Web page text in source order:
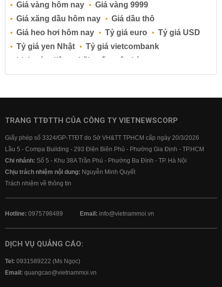
Giá vàng hôm nay
Giá vàng 9999
Giá xăng dầu hôm nay
Giá dầu thô
Giá heo hơi hôm nay
Tỷ giá euro
Tỷ giá USD
Tỷ giá yen Nhật
Tỷ giá vietcombank
Lịch cúp điện
Lãi suất ngân hàng
Lãi suất tiết kiệm
Lãi suất tiền gửi
Lãi suất ngân hàng BIDV
Lãi suất ngân hàng Vietcombank
TRANG TTĐTTH CỦA CÔNG TY VIETNEWSCORP
Giấy phép số 3324/GP-TTĐT do Sở VH&TT TPHCM cấp ngày 20/3/2026
Lầu 5 - Compa Building - 293 Điện Biên Phủ - Phường Gia Định - TP.HCM
Chi nhánh: Số 5 - Khu 38A Trần Phú - Phường Ba Đình - TP. Hà Nội
Chịu trách nhiệm nội dung: Nguyễn Minh Quyết
Trách nhiệm về thông tin
Hotline: 0975798489 Email: info@vietnammoi.vn
DỊCH VỤ QUẢNG CÁO:
Tel: 0931589222 (Ms Ngọc)
Email: quangcao@vietnammoi.vn